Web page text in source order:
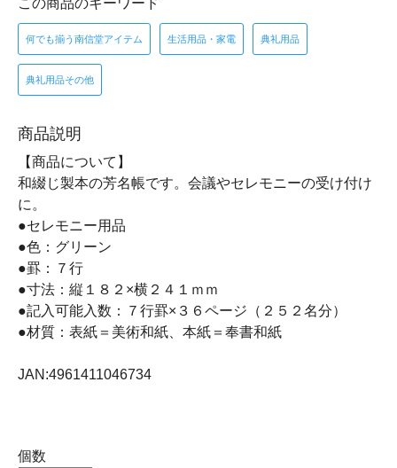
この商品のキーワード
何でも揃う南信堂アイテム 生活用品・家電 典礼用品
典礼用品その他
商品説明
【商品について】
和綴じ製本の芳名帳です。会議やセレモニーの受け付け
に。
●セレモニー用品
●色：グリーン
●罫：７行
●寸法：縦１８２×横２４１ｍｍ
●記入可能入数：７行罫×３６ページ（２５２名分）
●材質：表紙＝美術和紙、本紙＝奉書和紙
JAN:4961411046734
個数